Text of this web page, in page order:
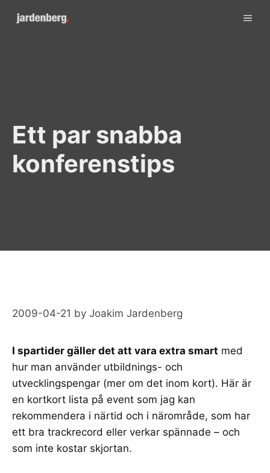
Ett par snabba
konferenstips
2009-04-21 by Joakim Jardenberg
I spartider gäller det att vara extra smart med
hur man använder utbildnings- och
utvecklingspengar (mer om det inom kort). Här är
en kortkort lista på event som jag kan
rekommendera i närtid och i närområde, som har
ett bra trackrecord eller verkar spännade – och
som inte kostar skjortan.